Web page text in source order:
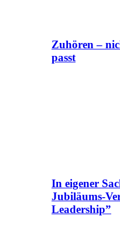
Zuhören –
passt
In eigener
Jubiläums-
Leadership”